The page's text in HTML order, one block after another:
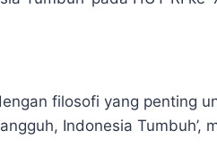
filosofi yang penting
Indonesia Tumbuh’,